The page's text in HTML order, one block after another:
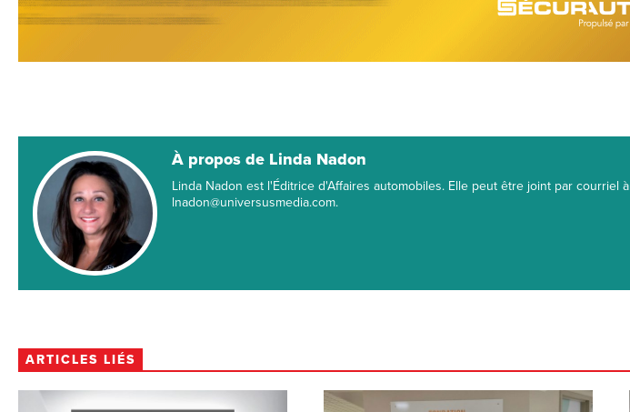
À propos de Linda Nadon
Linda Nadon est l'Éditrice d'Affaires automobiles. Elle peut être joint par courriel à
lnadon@universusmedia.com.
ARTICLES LIÉS